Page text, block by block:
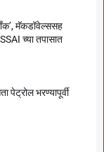
मॅकडॉवेल्ससह
च्या तपासात
पेट्रोल भरण्यापूर्वी